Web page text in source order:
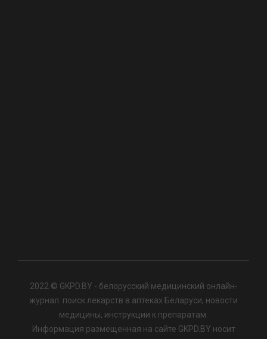
2022 © GKPD.BY - белорусский медицинский онлайн-
журнал: поиск лекарств в аптеках Беларуси, новости
медицины, инструкции к препаратам.
Информация размещенная на сайте GKPD.BY носит